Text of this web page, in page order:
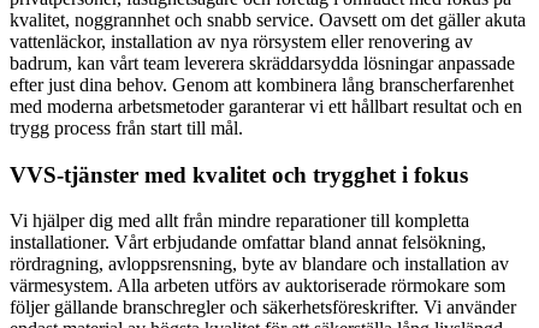
kvalitet, noggrannhet och snabb service. Oavsett om det gäller akuta
vattenläckor, installation av nya rörsystem eller renovering av
badrum, kan vårt team leverera skräddarsydda lösningar anpassade
efter just dina behov. Genom att kombinera lång branscherfarenhet
med moderna arbetsmetoder garanterar vi ett hållbart resultat och en
trygg process från start till mål.
VVS-tjänster med kvalitet och trygghet i fokus
Vi hjälper dig med allt från mindre reparationer till kompletta
installationer. Vårt erbjudande omfattar bland annat felsökning,
rördragning, avloppsrensning, byte av blandare och installation av
värmesystem. Alla arbeten utförs av auktoriserade rörmokare som
följer gällande branschregler och säkerhetsföreskrifter. Vi använder